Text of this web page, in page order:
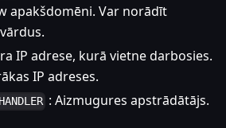
apakšdomēni. Var norādīt
IP adrese, kurā vietne darbosies.
IP adreses.
: Aizmugures apstrādātājs.